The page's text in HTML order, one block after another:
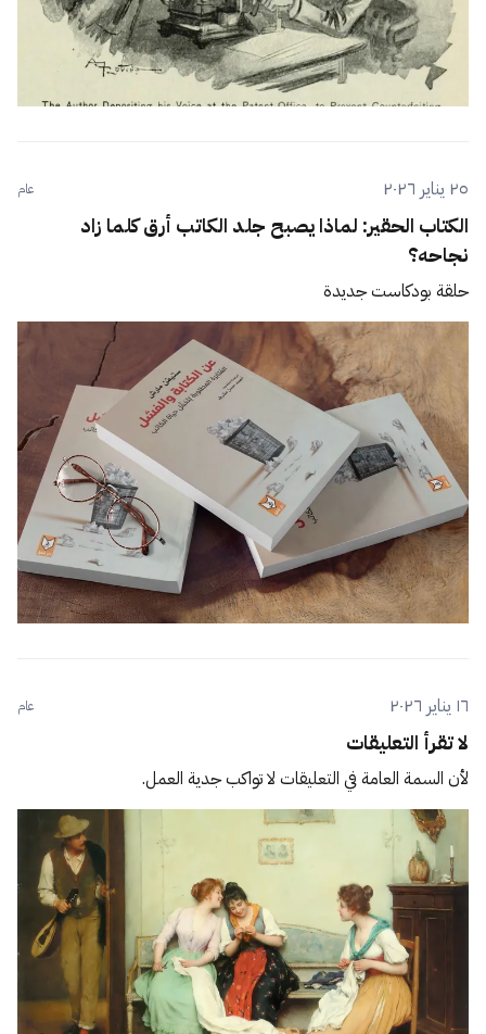
٢٥ يناير ٢٠٢٦ عام
الكتاب الحقير: لماذا يصبح جلد الكاتب أرق كلما زاد
نجاحه؟
حلقة بودكاست جديدة
١٦ يناير ٢٠٢٦ عام
لا تقرأ التعليقات
لأن السمة العامة في التعليقات لا تواكب جدية العمل.